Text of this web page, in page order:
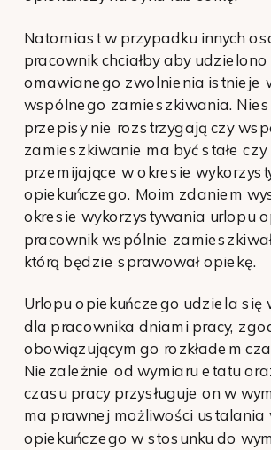
Natomiast w przypadku innych
pracownik chciałby aby udzielono
omawianego zwolnienia istnieje
wspólnego zamieszkiwania.
przepisy nie rozstrzygają czy
zamieszkiwanie ma być stałe czy
przemijające w okresie
opiekuńczego. Moim zdaniem
okresie wykorzystywania urlopu
pracownik wspólnie
którą będzie sprawował opiekę.
Urlopu opiekuńczego udziela się
dla pracownika dniami pracy,
obowiązującym go rozkładem
Niezależnie od wymiaru etatu
czasu pracy przysługuje on w
ma prawnej możliwości ustalania
opiekuńczego w stosunku do